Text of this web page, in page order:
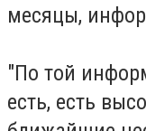
месяцы,
"По той
есть, есть